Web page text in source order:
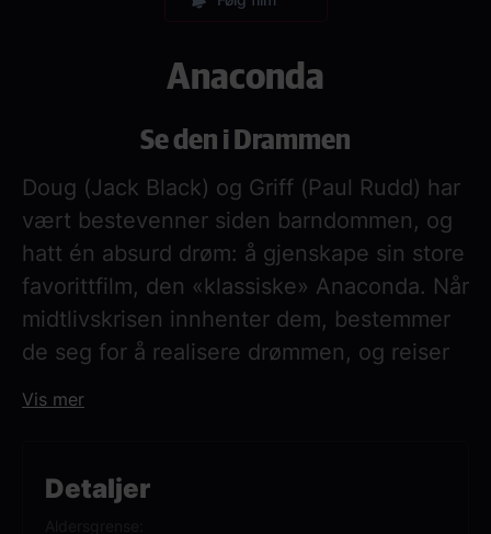
Detaljer
Anaconda
Se den i Drammen
Doug (Jack Black) og Griff (Paul Rudd) har
vært bestevenner siden barndommen, og
hatt én absurd drøm: å gjenskape sin store
favorittfilm, den «klassiske» Anaconda. Når
midtlivskrisen innhenter dem, bestemmer
de seg for å realisere drømmen, og reiser
opp, og det komisk kaotiske filmsettet
Vis mer